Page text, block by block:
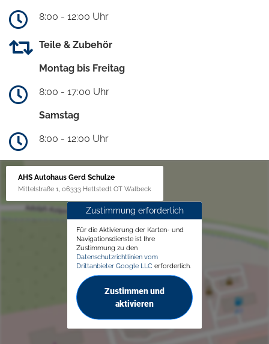
8:00 - 12:00 Uhr
Teile & Zubehör
Montag bis Freitag
8:00 - 17:00 Uhr
Samstag
8:00 - 12:00 Uhr
AHS Autohaus Gerd Schulze
Mittelstraße 1, 06333 Hettstedt OT Walbeck
Zustimmung erforderlich
Für die Aktivierung der Karten- und
Navigationsdienste ist Ihre
Zustimmung zu den
Datenschutzrichtlinien vom
Drittanbieter Google LLC erforderlich.
Zustimmen und
aktivieren